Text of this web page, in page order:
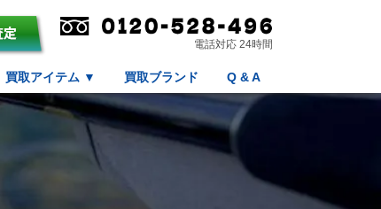
電話対応 24時間
買取アイテム ▼ 買取ブランド Q & A